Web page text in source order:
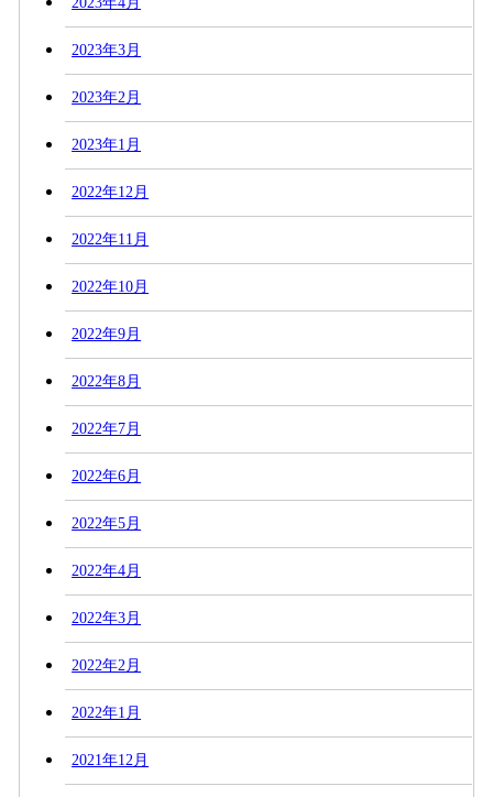
2023年3月
2023年2月
2023年1月
2022年12月
2022年11月
2022年10月
2022年9月
2022年8月
2022年7月
2022年6月
2022年5月
2022年4月
2022年3月
2022年2月
2022年1月
2021年12月